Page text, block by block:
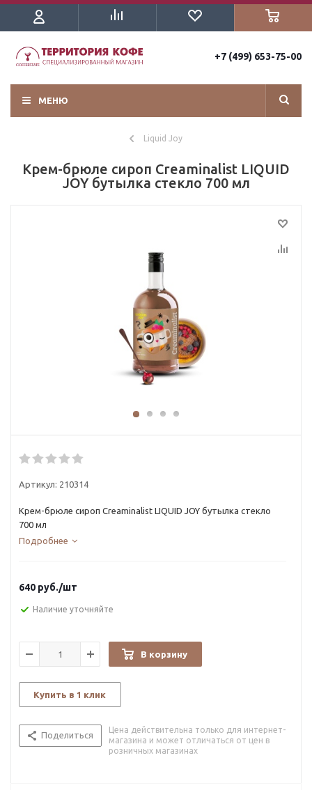
+7 (499) 653-75-00
МЕНЮ
Liquid Joy
Крем-брюле сироп Creaminalist LIQUID
JOY бутылка стекло 700 мл
Артикул: 210314
Крем-брюле сироп Creaminalist LIQUID JOY бутылка стекло
700 мл
Подробнее
640 руб./шт
Наличие уточняйте
В корзину
Купить в 1 клик
Поделиться
Цена действительна только для интернет-
магазина и может отличаться от цен в
розничных магазинах